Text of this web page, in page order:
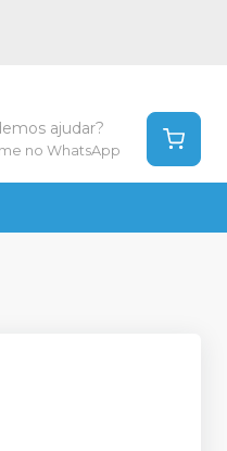
ajudar?
no WhatsApp